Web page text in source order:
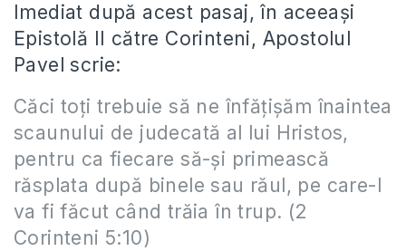
Imediat după acest pasaj, în aceeaşi
Epistolă II către Corinteni, Apostolul
Pavel scrie:
Căci toţi trebuie să ne înfăţişăm înaintea
scaunului de judecată al lui Hristos,
pentru ca fiecare să-şi primească
răsplata după binele sau răul, pe care-l
va fi făcut când trăia în trup. (2
Corinteni 5:10)